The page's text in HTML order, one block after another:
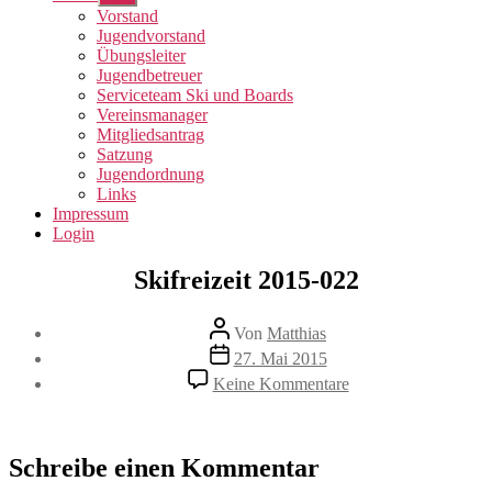
anzeigen
Vorstand
Jugendvorstand
Übungsleiter
Jugendbetreuer
Serviceteam Ski und Boards
Vereinsmanager
Mitgliedsantrag
Satzung
Jugendordnung
Links
Impressum
Login
Skifreizeit 2015-022
Beitragsautor
Von Matthias
Veröffentlichungsdatum
27. Mai 2015
Keine Kommentarezu
Skifreizeit
Schreibe einen Kommentar